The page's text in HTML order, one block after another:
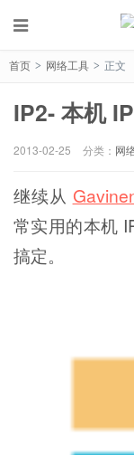
首页 > 网络工具 > 正文
IP2- 本机
2013-02-25 分类： 网
继续从
常实用的本机
搞定。